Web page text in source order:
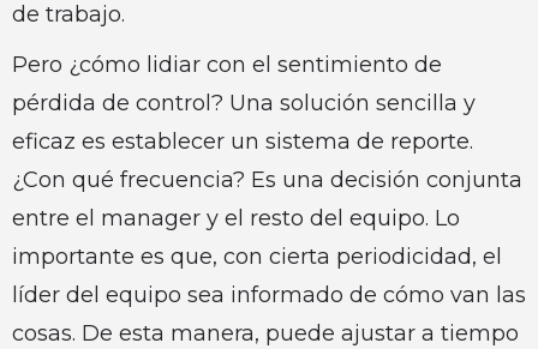
de trabajo.
Pero ¿cómo lidiar con el sentimiento de
pérdida de control? Una solución sencilla y
eficaz es establecer un sistema de reporte.
¿Con qué frecuencia? Es una decisión conjunta
entre el manager y el resto del equipo. Lo
importante es que, con cierta periodicidad, el
líder del equipo sea informado de cómo van las
cosas. De esta manera, puede ajustar a tiempo